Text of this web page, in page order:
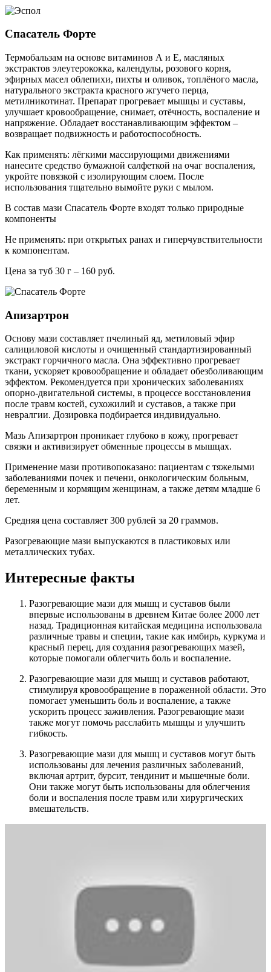
Спасатель Форте
Термобальзам на основе витаминов А и Е, масляных
экстрактов элеутерококка, календулы, розового корня,
эфирных масел облепихи, пихты и оливок, топлёного масла,
натурального экстракта красного жгучего перца,
метилникотинат. Препарат прогревает мышцы и суставы,
улучшает кровообращение, снимает, отёчность, воспаление и
напряжение. Обладает восстанавливающим эффектом –
возвращает подвижность и работоспособность.
Как применять: лёгкими массирующими движениями
нанесите средство бумажной салфеткой на очаг воспаления,
укройте повязкой с изолирующим слоем. После
использования тщательно вымойте руки с мылом.
В состав мази Спасатель Форте входят только природные
компоненты
Не применять: при открытых ранах и гиперчувствительности
к компонентам.
Цена за туб 30 г – 160 руб.
Апизартрон
Основу мази составляет пчелиный яд, метиловый эфир
салициловой кислоты и очищенный стандартизированный
экстракт горчичного масла. Она эффективно прогревает
ткани, ускоряет кровообращение и обладает обезболивающим
эффектом. Рекомендуется при хронических заболеваниях
опорно-двигательной системы, в процессе восстановления
после травм костей, сухожилий и суставов, а также при
невралгии. Дозировка подбирается индивидуально.
Мазь Апизартрон проникает глубоко в кожу, прогревает
связки и активизирует обменные процессы в мышцах.
Применение мази противопоказано: пациентам с тяжелыми
заболеваниями почек и печени, онкологическим больным,
беременным и кормящим женщинам, а также детям младше 6
лет.
Средняя цена составляет 300 рублей за 20 граммов.
Разогревающие мази выпускаются в пластиковых или
металлических тубах.
Интересные факты
Разогревающие мази для мышц и суставов были
впервые использованы в древнем Китае более 2000 лет
назад. Традиционная китайская медицина использовала
различные травы и специи, такие как имбирь, куркума и
красный перец, для создания разогревающих мазей,
которые помогали облегчить боль и воспаление.
Разогревающие мази для мышц и суставов работают,
стимулируя кровообращение в пораженной области. Это
помогает уменьшить боль и воспаление, а также
ускорить процесс заживления. Разогревающие мази
также могут помочь расслабить мышцы и улучшить
гибкость.
Разогревающие мази для мышц и суставов могут быть
использованы для лечения различных заболеваний,
включая артрит, бурсит, тендинит и мышечные боли.
Они также могут быть использованы для облегчения
боли и воспаления после травм или хирургических
вмешательств.